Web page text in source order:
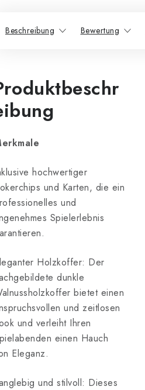
Beschreibung Bewertung
hochwertiger
und Karten, die ein
und
Spielerlebnis
Holzkoffer: Der
dunkle
bietet einen
und zeitlosen
und verleiht Ihren
einen Hauch
Eleganz.
und stilvoll: Dieses